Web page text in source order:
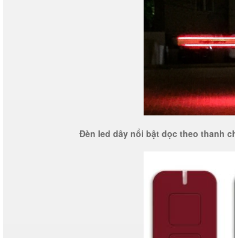
Đèn led dây nổi bật dọc theo thanh